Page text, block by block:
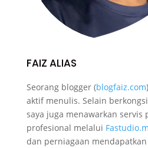
FAIZ ALIAS
Seorang blogger (blogfaiz.com
aktif menulis. Selain
saya juga menawarkan servis
profesional melalui
dan perniagaan